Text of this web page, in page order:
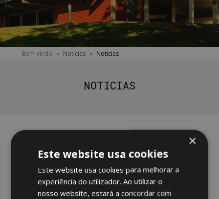
You
Bem-vindo » Noticias » Noticias
NOTICIAS
SERVIÇOS 360°
×
Este website usa cookies
Este website usa cookies para melhorar a
experiência do utilizador. Ao utilizar o
nosso website, estará a concordar com